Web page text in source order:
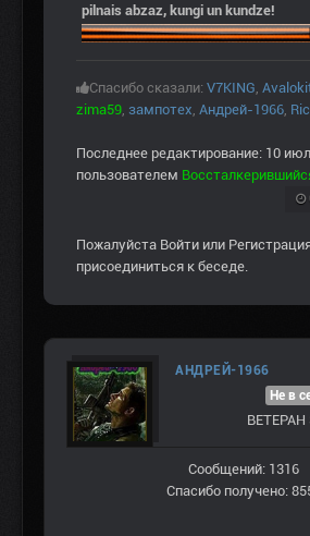
pilnais abzaz, kungi un kundze!
Спасибо сказали: V7KING
zima59 зампотех Андрей-1966
Последнее редактирование: 10
пользователем
Пожалуйста Войти или
присоединиться к беседе.
АНДРЕЙ-1966
Не в
Сообщений: 1316
Спасибо получено: